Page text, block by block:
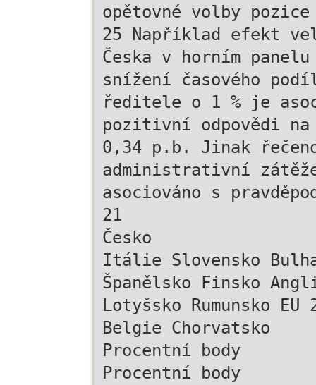
opětovné volby
25 Například efekt
Česka v horním
snížení časového
ředitele o 1 % je
pozitivní odpovědi na
0,34 p.b. Jinak
administrativní
asociováno s
21
Česko
Itálie Slovensko
Španělsko Finsko
Lotyšsko Rumunsko
Belgie Chorvatsko
Procentní body
Procentní body